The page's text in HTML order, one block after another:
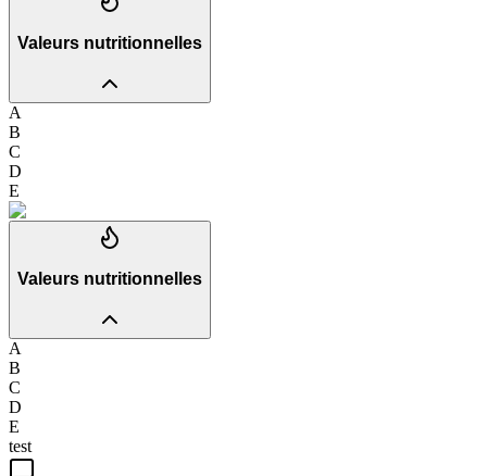
Valeurs nutritionnelles
A
B
C
D
E
Valeurs nutritionnelles
A
B
C
D
E
test